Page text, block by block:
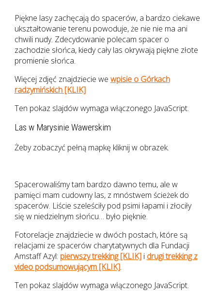
Piękne lasy zachęcają do spacerów, a bardzo ciekawe
ukształtowanie terenu powoduje, że nie nie ma ani
chwili nudy. Zdecydowanie polecam spacer o
zachodzie słońca, kiedy cały las okrywają piękne złote
promienie słońca.
Więcej zdjęć znajdziecie we wpisie o Górkach
radzymińskich [KLIK]
Ten pokaz slajdów wymaga włączonego JavaScript.
Las w Marysinie Wawerskim
Żeby zobaczyć pełną mapkę kliknij w obrazek.
Spacerowaliśmy tam bardzo dawno temu, ale w
pamięci mam cudowny las, z mnóstwem ścieżek do
spacerów. Liście szeleściły pod psimi łapami i złociły
się w niedzielnym słońcu… było pięknie.
Fotorelacje znajdziecie w dwóch postach, które są
relacjami ze spacerów charytatywnych dla Fundacji
Amstaff Azyl: pierwszy trekking [KLIK]i drugi trekking z
video podsumowującym [KLIK].
Ten pokaz slajdów wymaga włączonego JavaScript.